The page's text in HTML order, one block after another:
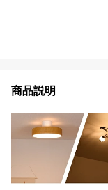
商品説明